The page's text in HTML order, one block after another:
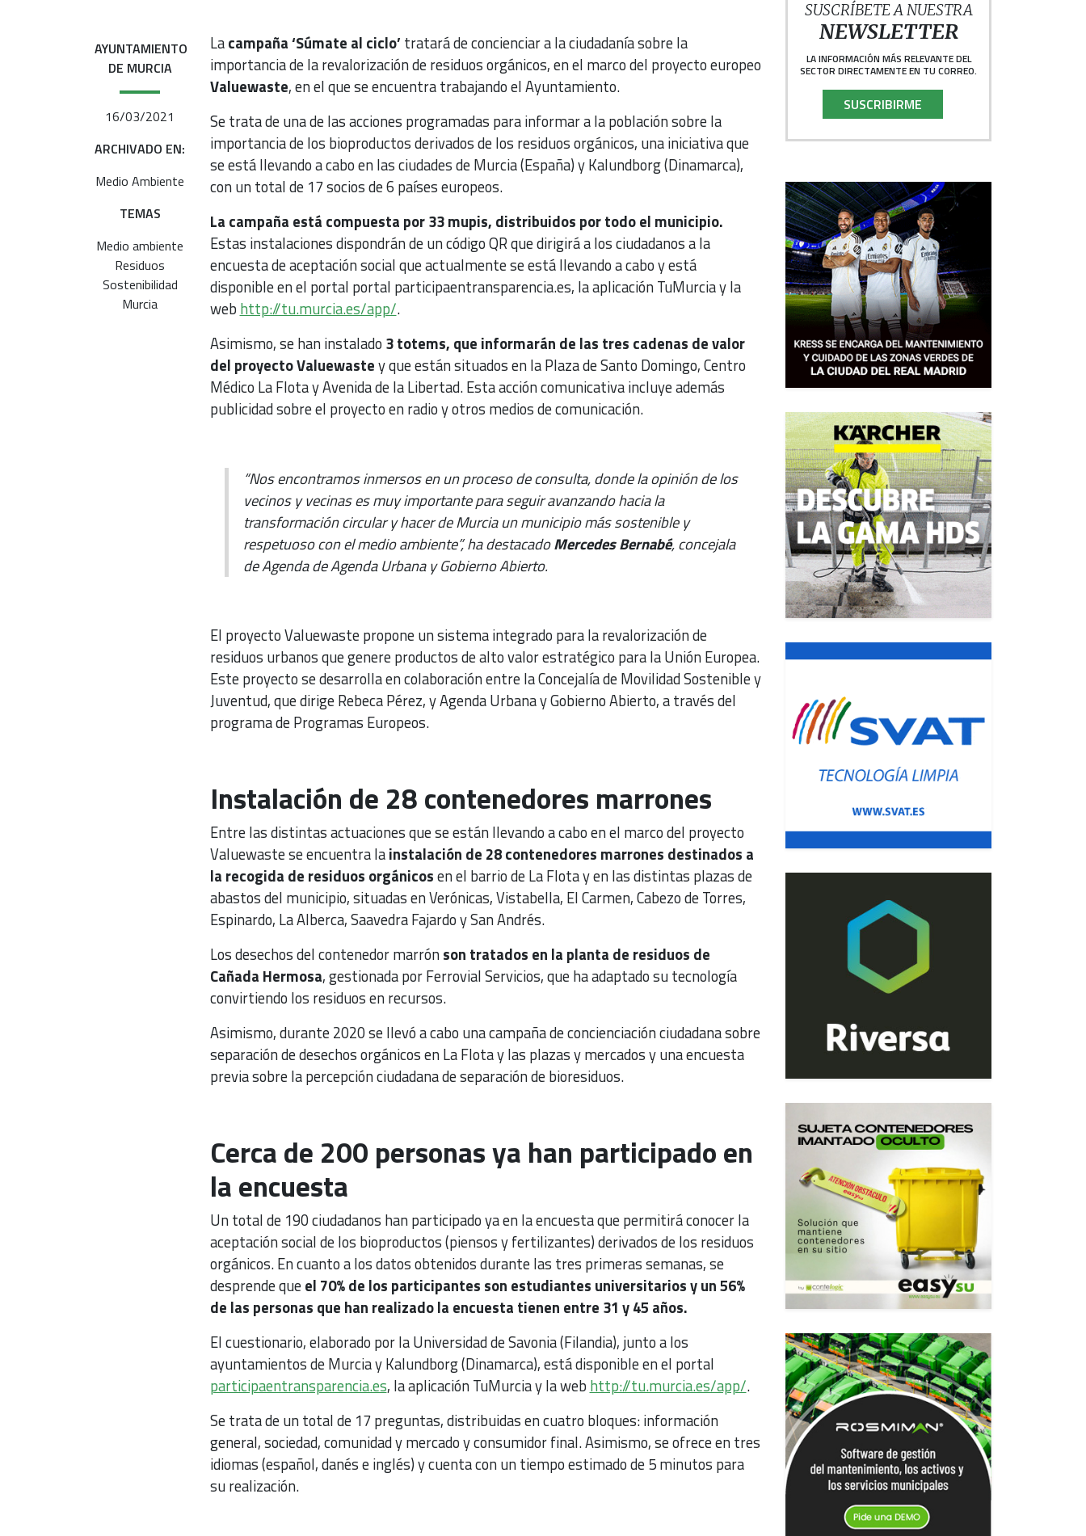
AYUNTAMIENTO
DE MURCIA
16/03/2021
ARCHIVADO EN:
Medio Ambiente
TEMAS
Medio ambiente
Residuos
Sostenibilidad
Murcia
Lacampaña ‘Súmate al ciclo’ tratará de concienciar a la ciudadanía sobre la
importancia de la revalorización de residuos orgánicos, en el marco del proyecto europeo
Valuewaste, en el que se encuentra trabajando el Ayuntamiento.
Se trata de una de las acciones programadas para informar a la población sobre la
importancia de los bioproductos derivados de los residuos orgánicos, una iniciativa que
se está llevando a cabo en las ciudades de Murcia (España) y Kalundborg (Dinamarca),
con un total de 17 socios de 6 países europeos.
La campaña está compuesta por 33 mupis, distribuidos por todo el municipio.
Estas instalaciones dispondrán de un código QR que dirigirá a los ciudadanos a la
encuesta de aceptación social que actualmente se está llevando a cabo y está
disponible en el portal portal participaentransparencia.es, la aplicación TuMurcia y la
web http://tu.murcia.es/app/.
Asimismo, se han instalado 3 totems, que informarán de las tres cadenas de valor
del proyecto Valuewastey que están situados en la Plaza de Santo Domingo, Centro
Médico La Flota y Avenida de la Libertad. Esta acción comunicativa incluye además
publicidad sobre el proyecto en radio y otros medios de comunicación.
“Nos encontramos inmersos en un proceso de consulta, donde la opinión de los
vecinos y vecinas es muy importante para seguir avanzando hacia la
transformación circular y hacer de Murcia un municipio más sostenible y
respetuoso con el medio ambiente”, ha destacadoMercedes Bernabé, concejala
de Agenda de Agenda Urbana y Gobierno Abierto.
El proyecto Valuewaste propone un sistema integrado para la revalorización de
residuos urbanos que genere productos de alto valor estratégico para la Unión Europea.
Este proyecto se desarrolla en colaboración entre la Concejalía de Movilidad Sostenible y
Juventud, que dirige Rebeca Pérez, y Agenda Urbana y Gobierno Abierto, a través del
programa de Programas Europeos.
Instalación de 28 contenedores marrones
Entre las distintas actuaciones que se están llevando a cabo en el marco del proyecto
Valuewaste se encuentra lainstalación de 28 contenedores marrones destinados a
la recogida de residuos orgánicosen el barrio de La Flota y en las distintas plazas de
abastos del municipio, situadas en Verónicas, Vistabella, El Carmen, Cabezo de Torres,
Espinardo, La Alberca, Saavedra Fajardo y San Andrés.
Los desechos del contenedor marrónson tratados en la planta de residuos de
Cañada Hermosa, gestionada por Ferrovial Servicios, que ha adaptado su tecnología
convirtiendo los residuos en recursos.
Asimismo, durante 2020 se llevó a cabo una campaña de concienciación ciudadana sobre
separación de desechos orgánicos en La Flota y las plazas y mercados y una encuesta
previa sobre la percepción ciudadana de separación de bioresiduos.
Cerca de 200 personas ya han participado en
la encuesta
Un total de 190 ciudadanos han participado ya en la encuesta que permitirá conocer la
aceptación social de los bioproductos (piensos y fertilizantes) derivados de los residuos
orgánicos. En cuanto a los datos obtenidos durante las tres primeras semanas, se
desprende queel 70% de los participantes son estudiantes universitarios y un 56%
de las personas que han realizado la encuesta tienen entre 31 y 45 años.
El cuestionario, elaborado por la Universidad de Savonia (Filandia), junto a los
ayuntamientos de Murcia y Kalundborg (Dinamarca), está disponible en el portal
participaentransparencia.es, la aplicación TuMurcia y la web http://tu.murcia.es/app/.
Se trata de un total de 17 preguntas, distribuidas en cuatro bloques: información
general, sociedad, comunidad y mercado y consumidor final. Asimismo, se ofrece en tres
idiomas (español, danés e inglés) y cuenta con un tiempo estimado de 5 minutos para
su realización.
SUSCRÍBETE A NUESTRA
NEWSLETTER
LA INFORMACIÓN MÁS RELEVANTE DEL
SECTOR DIRECTAMENTE EN TU CORREO.
SUSCRIBIRME